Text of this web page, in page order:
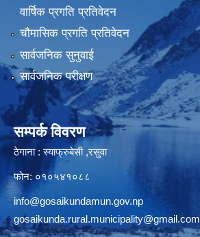
वार्षिक प्रगति प्रतिवेदन
चौमासिक प्रगति प्रतिवेदन
सार्वजनिक सुनुवाई
सार्वजनिक परीक्षण
सम्पर्क विवरण
ठेगाना : स्याफ्रुबेसी ,रसुवा
फोन: ०१०५४१०८८
info@gosaikundamun.gov.np
gosaikunda.rural.municipality@gmail.com